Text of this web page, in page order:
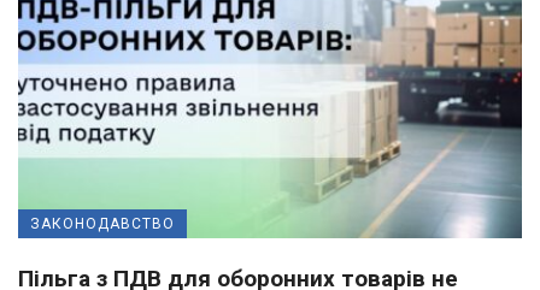
ЗАКОНОДАВСТВО
Пільга з ПДВ для оборонних товарів не